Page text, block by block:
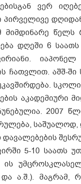
ვერ
პირველივე
წელს
დღეში 6
ჩათვლით. აშშ-
აკადემიური
2007
5-10 საათს
ის
ა.შ.). მაგრამ,